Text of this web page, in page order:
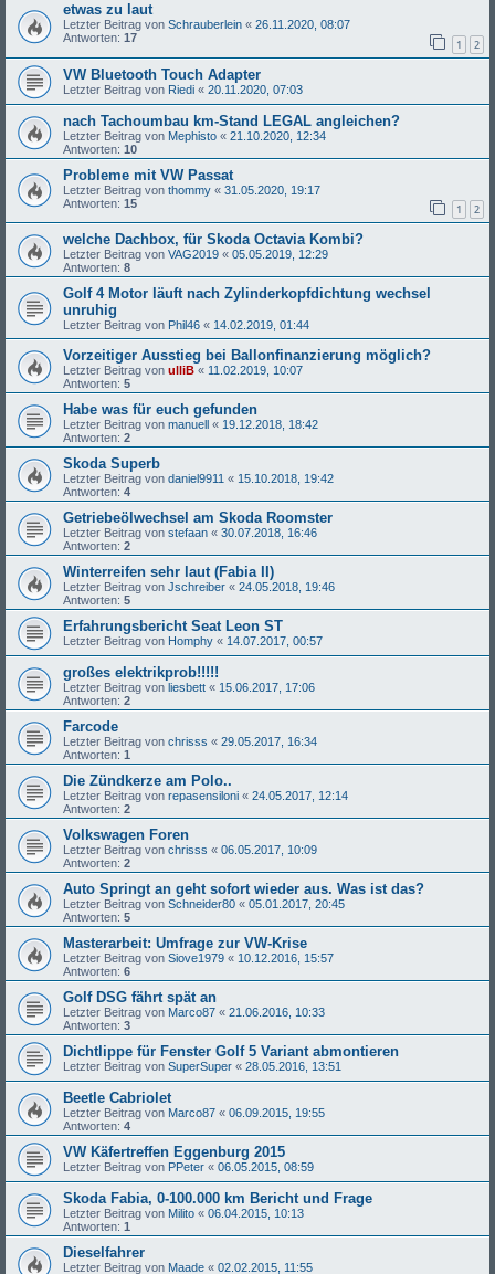
etwas zu laut
Letzter Beitrag von Schrauberlein « 26.11.2020, 08:07
Antworten: 17 1 2
VW Bluetooth Touch Adapter
Letzter Beitrag von Riedi « 20.11.2020, 07:03
nach Tachoumbau km-Stand LEGAL angleichen?
Letzter Beitrag von Mephisto « 21.10.2020, 12:34
Antworten: 10
Probleme mit VW Passat
Letzter Beitrag von thommy « 31.05.2020, 19:17
Antworten: 15 1 2
welche Dachbox, für Skoda Octavia Kombi?
Letzter Beitrag von VAG2019 « 05.05.2019, 12:29
Antworten: 8
Golf 4 Motor läuft nach Zylinderkopfdichtung wechsel
unruhig
Letzter Beitrag von Phil46 « 14.02.2019, 01:44
Vorzeitiger Ausstieg bei Ballonfinanzierung möglich?
Letzter Beitrag von ulliB « 11.02.2019, 10:07
Antworten: 5
Habe was für euch gefunden
Letzter Beitrag von manuell « 19.12.2018, 18:42
Antworten: 2
Skoda Superb
Letzter Beitrag von daniel9911 « 15.10.2018, 19:42
Antworten: 4
Getriebeölwechsel am Skoda Roomster
Letzter Beitrag von stefaan « 30.07.2018, 16:46
Antworten: 2
Winterreifen sehr laut (Fabia II)
Letzter Beitrag von Jschreiber « 24.05.2018, 19:46
Antworten: 5
Erfahrungsbericht Seat Leon ST
Letzter Beitrag von Homphy « 14.07.2017, 00:57
großes elektrikprob!!!!!
Letzter Beitrag von liesbett « 15.06.2017, 17:06
Antworten: 2
Farcode
Letzter Beitrag von chrisss « 29.05.2017, 16:34
Antworten: 1
Die Zündkerze am Polo..
Letzter Beitrag von repasensiloni « 24.05.2017, 12:14
Antworten: 2
Volkswagen Foren
Letzter Beitrag von chrisss « 06.05.2017, 10:09
Antworten: 2
Auto Springt an geht sofort wieder aus. Was ist das?
Letzter Beitrag von Schneider80 « 05.01.2017, 20:45
Antworten: 5
Masterarbeit: Umfrage zur VW-Krise
Letzter Beitrag von Siove1979 « 10.12.2016, 15:57
Antworten: 6
Golf DSG fährt spät an
Letzter Beitrag von Marco87 « 21.06.2016, 10:33
Antworten: 3
Dichtlippe für Fenster Golf 5 Variant abmontieren
Letzter Beitrag von SuperSuper « 28.05.2016, 13:51
Beetle Cabriolet
Letzter Beitrag von Marco87 « 06.09.2015, 19:55
Antworten: 4
VW Käfertreffen Eggenburg 2015
Letzter Beitrag von PPeter « 06.05.2015, 08:59
Skoda Fabia, 0-100.000 km Bericht und Frage
Letzter Beitrag von Milito « 06.04.2015, 10:13
Antworten: 1
Dieselfahrer
Letzter Beitrag von Maade « 02.02.2015, 11:55